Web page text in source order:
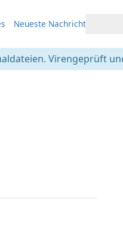
Neueste Nachrichten
Virengeprüft